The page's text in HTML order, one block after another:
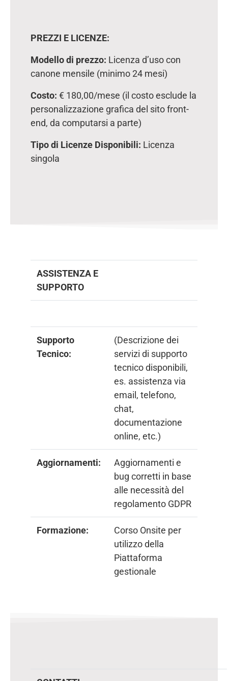
PREZZI E LICENZE:
Modello di prezzo: Licenza d’uso con
canone mensile (minimo 24 mesi)
Costo: € 180,00/mese (il costo esclude la
personalizzazione grafica del sito front-
end, da computarsi a parte)
Tipo di Licenze Disponibili: Licenza
singola
ASSISTENZA E
SUPPORTO
Supporto
Tecnico:
(Descrizione dei
servizi di supporto
tecnico disponibili,
es. assistenza via
email, telefono,
chat,
documentazione
online, etc.)
Aggiornamenti:
Aggiornamenti e
bug corretti in base
alle necessità del
regolamento GDPR
Formazione:
Corso Onsite per
utilizzo della
Piattaforma
gestionale